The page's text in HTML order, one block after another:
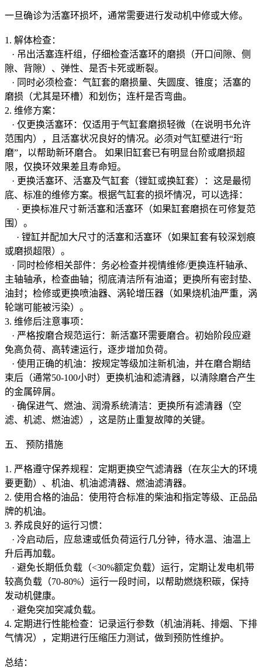
一旦确诊为活塞环损坏，通常需要进行发动机中修或大修。
1. 解体检查：
· 吊出活塞连杆组，仔细检查活塞环的磨损（开口间隙、侧
隙、背隙）、弹性、是否卡死或断裂。
· 同时必须检查：气缸套的磨损量、失圆度、锥度；活塞的
磨损（尤其是环槽）和划伤；连杆是否弯曲。
2. 维修方案：
· 仅更换活塞环：仅适用于气缸套磨损轻微（在说明书允许
范围内），且活塞状况良好的情况。必须对气缸壁进行“珩
磨”，以帮助新环磨合。 如果旧缸套已有明显台阶或磨损超
限，仅换环效果差且寿命短。
· 更换活塞环、活塞及气缸套（镗缸或换缸套）：这是最彻
底、标准的维修方案。根据气缸套的损坏情况，可以选择：
· 更换标准尺寸新活塞和活塞环（如果缸套磨损在可修复范
围）。
· 镗缸并配加大尺寸的活塞和活塞环（如果缸套有较深划痕
或磨损超限）。
· 同时检修相关部件：务必检查并视情维修/更换连杆轴承、
主轴轴承，检查曲轴；彻底清洁所有油道；更换所有密封垫、
油封；检修或更换喷油器、涡轮增压器（如果烧机油严重，涡
轮端可能被污染）。
3. 维修后注意事项：
· 严格按磨合规范运行：新活塞环需要磨合。初始阶段应避
免高负荷、高转速运行，逐步增加负荷。
· 使用正确的机油：按规定等级加注新机油，并在磨合期结
束后（通常50-100小时）更换机油和滤清器，以清除磨合产生
的金属碎屑。
· 确保进气、燃油、润滑系统清洁：更换所有滤清器（空
滤、机滤、燃油滤），这是防止重复故障的关键。
五、 预防措施
1. 严格遵守保养规程：定期更换空气滤清器（在灰尘大的环境
要更勤）、机油、机油滤清器、燃油滤清器。
2. 使用合格的油品：使用符合标准的柴油和指定等级、正品品
牌的机油。
3. 养成良好的运行习惯：
· 冷启动后，应怠速或低负荷运行几分钟，待水温、油温上
升后再加载。
· 避免长期低负载（<30%额定负载）运行，定期让发电机带
较高负载（70-80%）运行一段时间，以帮助燃烧积碳，保持
发动机健康。
· 避免突加突减负载。
4. 定期进行性能检查：记录运行参数（机油消耗、排烟、下排
气情况），定期进行压缩压力测试，做到预防性维护。
总结：